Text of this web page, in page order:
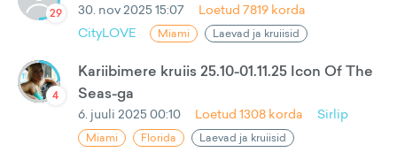
29 30. nov 2025 15:07 Loetud 7819 korda
CityLOVE
Miami Laevad ja kruiisid
4
Kariibimere kruiis 25.10-01.11.25 Icon Of The
Seas-ga
6. juuli 2025 00:10 Loetud 1308 korda Sirlip
Miami Florida Laevad ja kruiisid